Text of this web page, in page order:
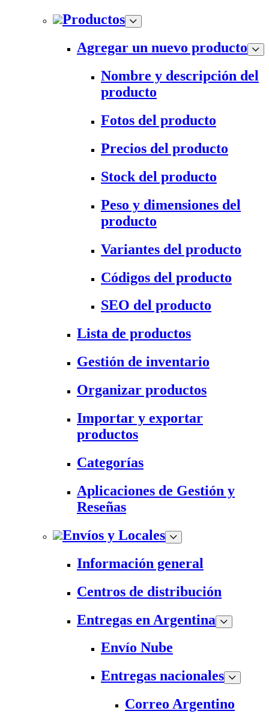
Productos
Agregar un nuevo producto
Nombre y descripción del
producto
Fotos del producto
Precios del producto
Stock del producto
Peso y dimensiones del
producto
Variantes del producto
Códigos del producto
SEO del producto
Lista de productos
Gestión de inventario
Organizar productos
Importar y exportar
productos
Categorías
Aplicaciones de Gestión y
Reseñas
Envíos y Locales
Información general
Centros de distribución
Entregas en Argentina
Envío Nube
Entregas nacionales
Correo Argentino